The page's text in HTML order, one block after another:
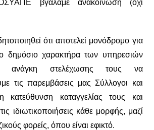
βγάλαμε ανακοίνωση (όχι
ότι αποτελεί μονόδρομο για
δημόσιο χαρακτήρα των υπηρεσιών
στελέχωσης τους να
τις παρεμβάσεις μας Σύλλογοι και
κατεύθυνση καταγγελίας τους και
ιδιωτικοποιήσεις κάθε μορφής, μαζί
φορείς, όπου είναι εφικτό.